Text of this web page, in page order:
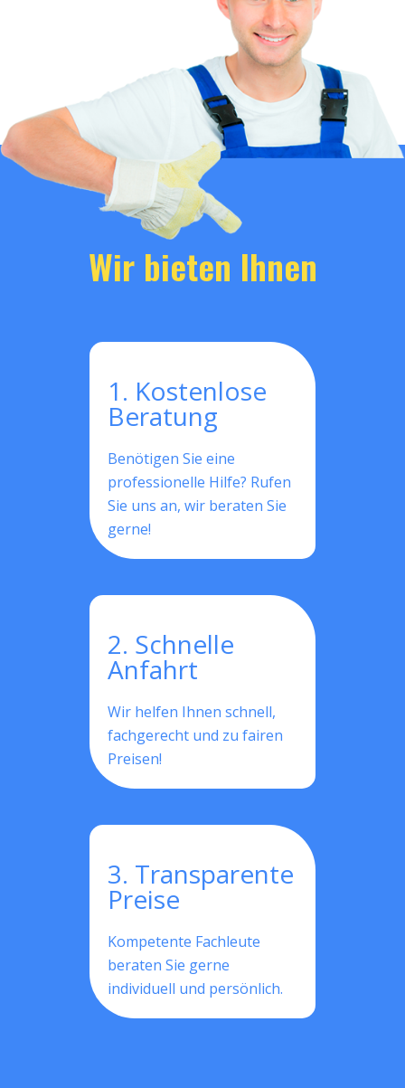
Wir bieten Ihnen
1. Kostenlose
Beratung
Benötigen Sie eine
professionelle Hilfe? Rufen
Sie uns an, wir beraten Sie
gerne!
2. Schnelle
Anfahrt
Wir helfen Ihnen schnell,
fachgerecht und zu fairen
Preisen!
3. Transparente
Preise
Kompetente Fachleute
beraten Sie gerne
individuell und persönlich.